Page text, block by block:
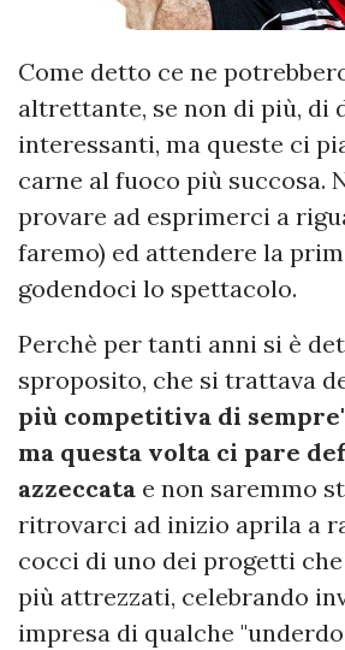
Come detto ce ne
altrettante, se non di più, di
interessanti, ma queste ci
carne al fuoco più succosa.
provare ad esprimerci a
faremo) ed attendere la
godendoci lo spettacolo.
Perchè per tanti anni si è
sproposito, che si trattava
più competitiva di
ma questa volta ci pare
azzeccata e non saremmo
ritrovarci ad inizio aprila a
cocci di uno dei progetti
più attrezzati, celebrando
impresa di qualche